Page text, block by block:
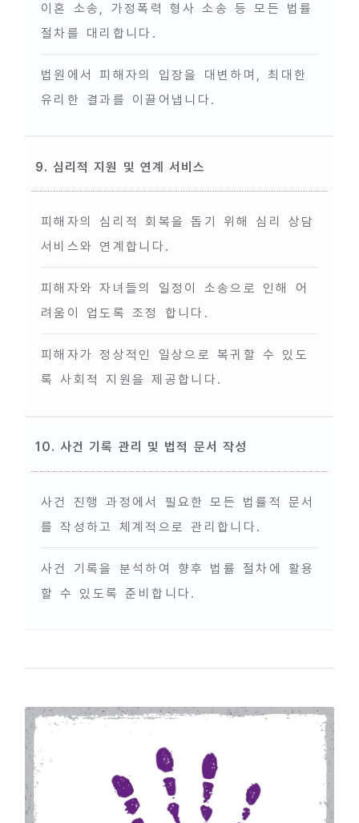
이혼 소송, 가정폭력 형사 소송 등 모든 법률
절차를 대리합니다.
법원에서 피해자의 입장을 대변하며, 최대한
유리한 결과를 이끌어냅니다.
9. 심리적 지원 및 연계 서비스
피해자의 심리적 회복을 돕기 위해 심리 상담
서비스와 연계합니다.
피해자와 자녀들의 일정이 소송으로 인해 어
려움이 업도록 조정 합니다.
피해자가 정상적인 일상으로 복귀할 수 있도
록 사회적 지원을 제공합니다.
10. 사건 기록 관리 및 법적 문서 작성
사건 진행 과정에서 필요한 모든 법률적 문서
를 작성하고 체계적으로 관리합니다.
사건 기록을 분석하여 향후 법률 절차에 활용
할 수 있도록 준비합니다.